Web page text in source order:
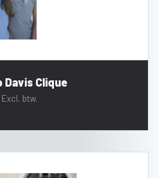
Davis Clique
Excl. btw.